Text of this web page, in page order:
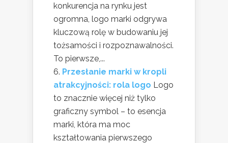
konkurencja na rynku jest
ogromna, logo marki odgrywa
kluczową rolę w budowaniu jej
tożsamości i rozpoznawalności.
To pierwsze,...
Przesłanie marki w kropli
atrakcyjności: rola logo Logo
to znacznie więcej niż tylko
graficzny symbol – to esencja
marki, która ma moc
kształtowania pierwszego